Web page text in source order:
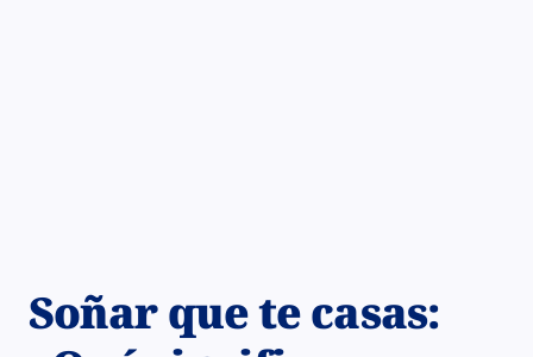
Soñar que te casas: